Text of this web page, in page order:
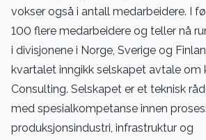
vokser også i antall medarbeidere. I
100 flere medarbeidere og teller nå
i divisjonene i Norge, Sverige og
kvartalet inngikk selskapet avtale om
Consulting. Selskapet er et teknisk
med spesialkompetanse innen
produksjonsindustri, infrastruktur og